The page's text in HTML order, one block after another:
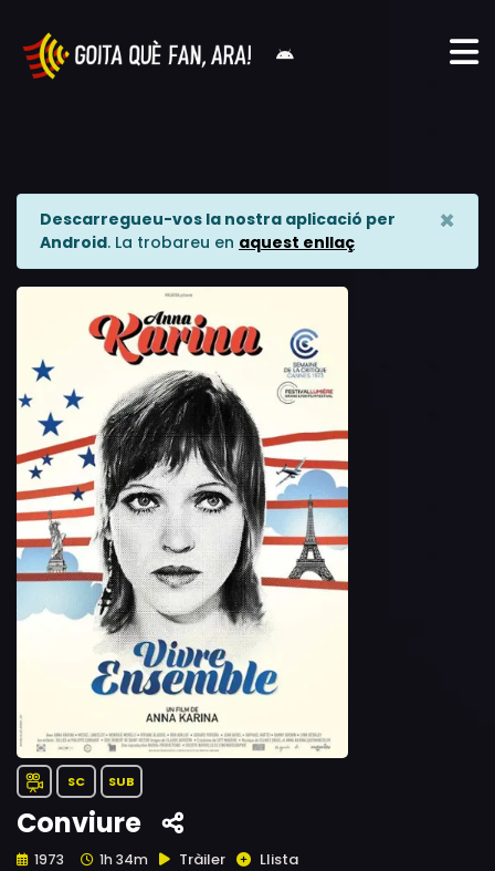
Descarregueu-vos la nostra aplicació per
Android. La trobareu en aquest enllaç
×
SC SUB
Conviure
1973 1h 34m Tràiler Llista